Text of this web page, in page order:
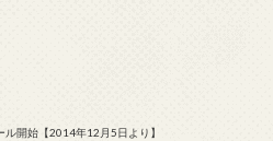
開始【2014年12月5日より】